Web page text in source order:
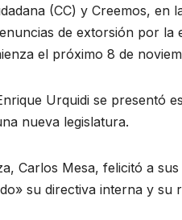
(CC) y Creemos, en
de extorsión por
el próximo 8 de
Urquidi se presentó
nueva legislatura.
Carlos Mesa, felicitó a
su directiva interna y su